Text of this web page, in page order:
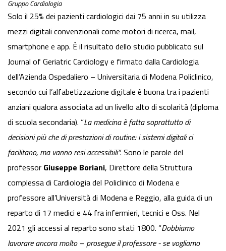
Gruppo Cardiologia
Solo il 25% dei pazienti cardiologici dai 75 anni in su utilizza
mezzi digitali convenzionali come motori di ricerca, mail,
smartphone e app. È il risultato dello studio pubblicato sul
Journal of Geriatric Cardiology e firmato dalla Cardiologia
dell’Azienda Ospedaliero – Universitaria di Modena Policlinico,
secondo cui l’alfabetizzazione digitale è buona tra i pazienti
anziani qualora associata ad un livello alto di scolarità (diploma
di scuola secondaria). “La medicina è fatta soprattutto di
decisioni più che di prestazioni di routine: i sistemi digitali ci
facilitano, ma vanno resi accessibili”. Sono le parole del
professor Giuseppe Boriani, Direttore della Struttura
complessa di Cardiologia del Policlinico di Modena e
professore all’Università di Modena e Reggio, alla guida di un
reparto di 17 medici e 44 fra infermieri, tecnici e Oss. Nel
2021 gli accessi al reparto sono stati 1800. “Dobbiamo
lavorare ancora molto – prosegue il professore - se vogliamo